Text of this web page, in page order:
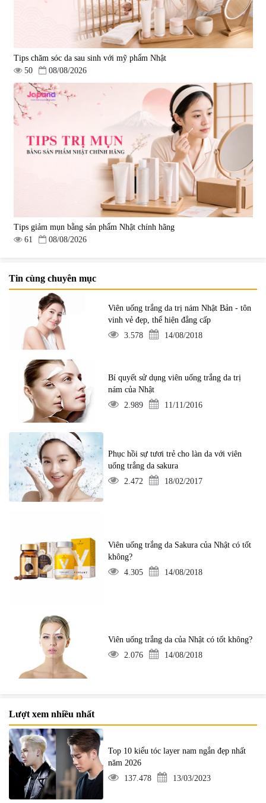
Tips chăm sóc da sau sinh với mỹ phẩm Nhật
50
08/08/2026
Tips giảm mụn bằng sản phẩm Nhật chính hãng
61
08/08/2026
Tin cùng chuyên mục
Viên uống trắng da trị nám Nhật Bản - tôn
vinh vẻ đẹp, thể hiện đẳng cấp
3.578
14/08/2018
Bí quyết sử dụng viên uống trắng da trị
nám của Nhật
2.989
11/11/2016
Phục hồi sự tươi trẻ cho làn da với viên
uống trắng da sakura
2.472
18/02/2017
Viên uống trắng da Sakura của Nhật có tốt
không?
4.305
14/08/2018
Viên uống trắng da của Nhật có tốt không?
2.076
14/08/2018
Lượt xem nhiều nhất
Top 10 kiểu tóc layer nam ngắn đẹp nhất
năm 2026
137.478
13/03/2023